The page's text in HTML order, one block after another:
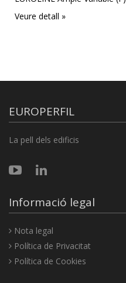
Veure detall »
EUROPERFIL
La pell dels edificis
Informació legal
Nota legal
Política de Privacitat
Política de Cookies